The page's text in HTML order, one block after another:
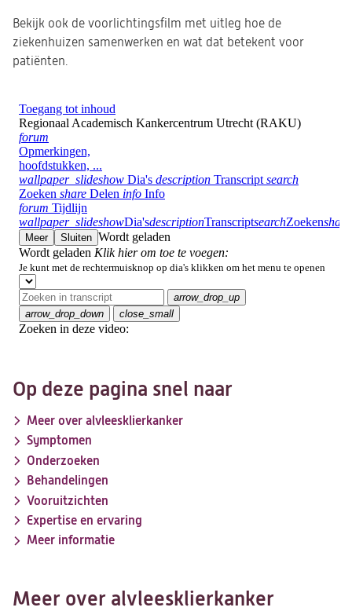
Bekijk ook de voorlichtingsfilm met uitleg hoe de
ziekenhuizen samenwerken en wat dat betekent voor
patiënten.
Op deze pagina snel naar
Meer over alvleesklierkanker
Symptomen
Onderzoeken
Behandelingen
Vooruitzichten
Expertise en ervaring
Meer informatie
Meer over alvleesklierkanker